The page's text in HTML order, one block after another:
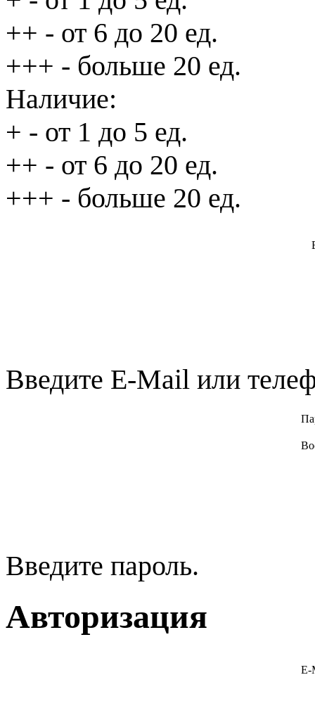
++ - от 6 до 20 ед.
+++ - больше 20 ед.
Наличие:
+ - от 1 до 5 ед.
++ - от 6 до 20 ед.
+++ - больше 20 ед.
Введите E-Mail или
Введите пароль.
Авторизация
E-